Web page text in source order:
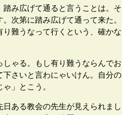
み広げて通ると言うことは。そ
次第に踏み広げて通って来た。
難うなって行くという、確かな
ゃる。もし有り難うならんでお
さいと言わにゃいけん。自分の
」とこう。
ある教会の先生が見えられまし